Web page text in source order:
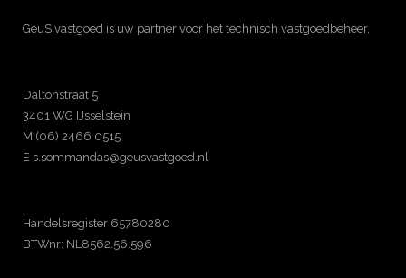
GeuS vastgoed is uw partner voor het technisch vastgoedbeheer.
Daltonstraat 5
3401 WG IJsselstein
M (06) 2466 0515
E s.sommandas@geusvastgoed.nl
Handelsregister 65780280
BTWnr: NL8562.56.596